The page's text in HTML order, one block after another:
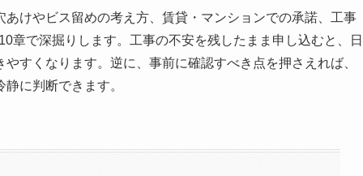
けやビス留めの考え方、賃貸・マンションでの承諾、工事
章で深掘りします。工事の不安を残したまま申し込むと、日
すくなります。逆に、事前に確認すべき点を押さえれば、
に判断できます。